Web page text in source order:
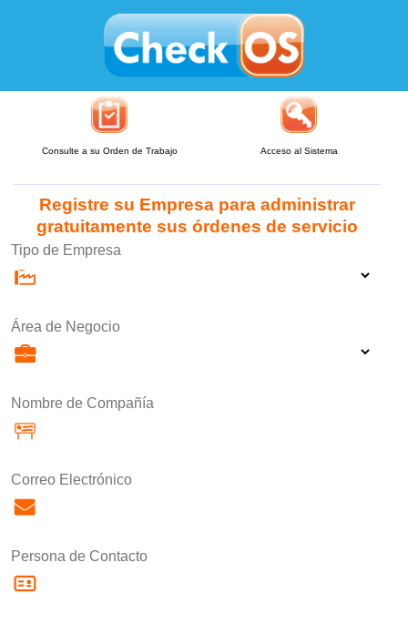
Consulte a su Orden de Trabajo Acceso al Sistema
Registre su Empresa para administrar
gratuitamente sus órdenes de servicio
Tipo de Empresa
Área de Negocio
Nombre de Compañía
Correo Electrónico
Persona de Contacto